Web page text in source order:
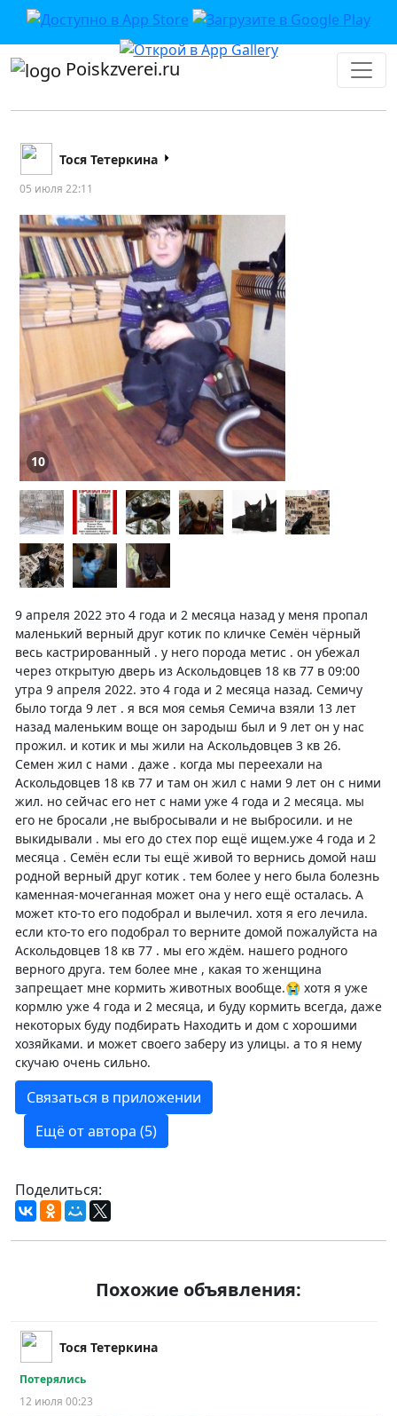
Poiskzverei.ru
Тося Тетеркина
05 июля 22:11
10
9 апреля 2022 это 4 года и 2 месяца назад у меня пропал
маленький верный друг котик по кличке Семён чёрный
весь кастрированный . у него порода метис . он убежал
через открытую дверь из Аскольдовцев 18 кв 77 в 09:00
утра 9 апреля 2022. это 4 года и 2 месяца назад. Семичу
было тогда 9 лет . я вся моя семья Семича взяли 13 лет
назад маленьким воще он зародыш был и 9 лет он у нас
прожил. и котик и мы жили на Аскольдовцев 3 кв 26.
Семен жил с нами . даже . когда мы переехали на
Аскольдовцев 18 кв 77 и там он жил с нами 9 лет он с ними
жил. но сейчас его нет с нами уже 4 года и 2 месяца. мы
его не бросали ,не выбросывали и не выбросили. и не
выкидывали . мы его до стех пор ещё ищем.уже 4 года и 2
месяца . Семён если ты ещё живой то вернись домой наш
родной верный друг котик . тем более у него была болезнь
каменная-мочеганная может она у него ещё осталась. А
может кто-то его подобрал и вылечил. хотя я его лечила.
если кто-то его подобрал то верните домой пожалуйста на
Аскольдовцев 18 кв 77 . мы его ждём. нашего родного
верного друга. тем более мне , какая то женщина
запрещает мне кормить животных вообще.😭 хотя я уже
кормлю уже 4 года и 2 месяца, и буду кормить всегда, даже
некоторых буду подбирать Находить и дом с хорошими
хозяйками. и может своего заберу из улицы. а то я нему
скучаю очень сильно.
Связаться в приложении
Ещё от автора (5)
Поделиться:
Похожие объявления:
Тося Тетеркина
Потерялись
12 июля 00:23